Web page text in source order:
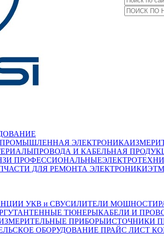
ПРОМЫШЛЕННАЯ ЭЛЕКТРОНИКА
ПРОВОДА И КАБЕЛЬНАЯ
ПРОФЕССИОНАЛЬНЫЕ
ДЛЯ РЕМОНТА ЭЛЕКТРОНИКИЭТМ
УКВ и СВУСИЛИТЕЛИ МОЩНОСТИ
АНТЕННЫЕ ТЮНЕРЫКАБЕЛИ И
ПРИБОРЫИСТОЧНИКИ
ОБОРУДОВАНИЕ ПРАЙС ЛИСТ